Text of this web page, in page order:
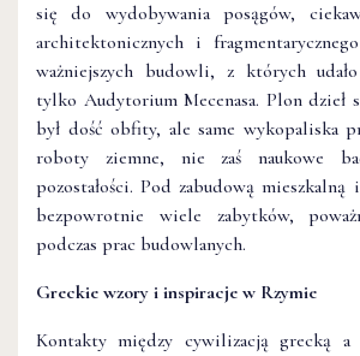
się do wydobywania posągów,
architektonicznych i
ważniejszych budowli, z których
tylko Audytorium Mecenasa. Plon dzieł
był dość obfity, ale same wykopaliska
roboty ziemne, nie zaś naukowe
pozostałości. Pod zabudową
bezpowrotnie wiele zabytków,
podczas prac budowlanych.
Greckie wzory i inspiracje w Rzymie
Kontakty między cywilizacją grecką